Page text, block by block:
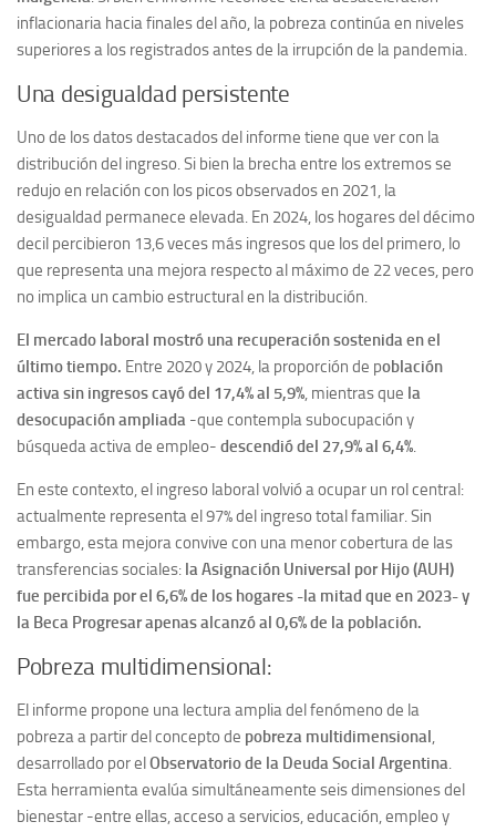
inflacionaria hacia finales del año, la pobreza continúa en niveles
superiores a los registrados antes de la irrupción de la pandemia.
Una desigualdad persistente
Uno de los datos destacados del informe tiene que ver con la
distribución del ingreso. Si bien la brecha entre los extremos se
redujo en relación con los picos observados en 2021, la
desigualdad permanece elevada. En 2024, los hogares del décimo
decil percibieron 13,6 veces más ingresos que los del primero, lo
que representa una mejora respecto al máximo de 22 veces, pero
no implica un cambio estructural en la distribución.
El mercado laboral mostró una recuperación sostenida en el
último tiempo. Entre 2020 y 2024, la proporción de población
activa sin ingresos cayó del 17,4% al 5,9%, mientras que la
desocupación ampliada -que contempla subocupación y
búsqueda activa de empleo- descendió del 27,9% al 6,4%.
En este contexto, el ingreso laboral volvió a ocupar un rol central:
actualmente representa el 97% del ingreso total familiar. Sin
embargo, esta mejora convive con una menor cobertura de las
transferencias sociales: la Asignación Universal por Hijo (AUH)
fue percibida por el 6,6% de los hogares -la mitad que en 2023- y
la Beca Progresar apenas alcanzó al 0,6% de la población.
Pobreza multidimensional:
El informe propone una lectura amplia del fenómeno de la
pobreza a partir del concepto de pobreza multidimensional ,
desarrollado por el Observatorio de la Deuda Social Argentina.
Esta herramienta evalúa simultáneamente seis dimensiones del
bienestar -entre ellas, acceso a servicios, educación, empleo y